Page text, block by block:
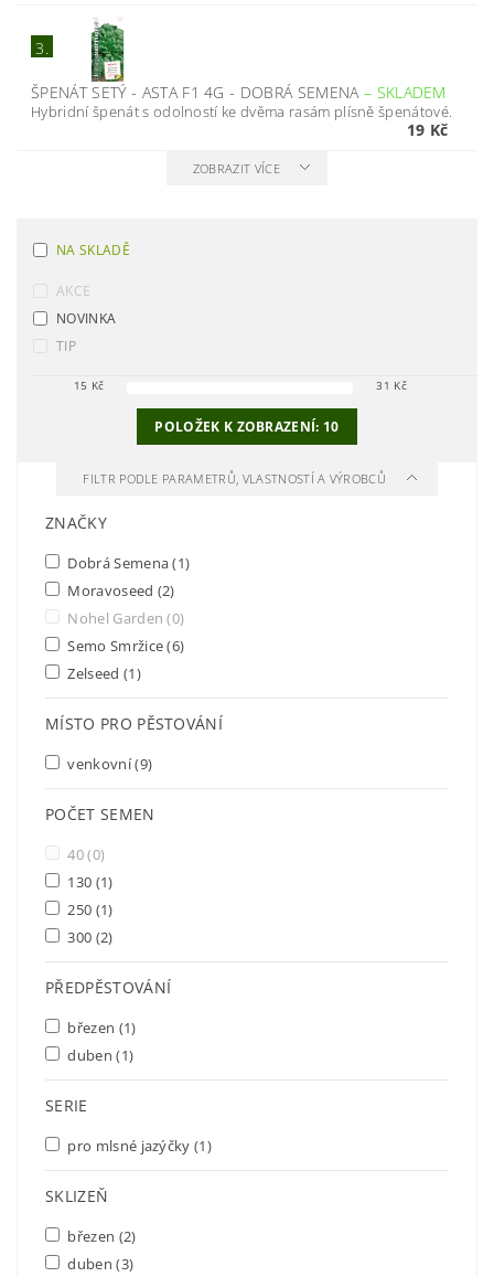
3.
ŠPENÁT SETÝ - ASTA F1 4G - DOBRÁ SEMENA – SKLADEM
Hybridní špenát s odolností ke dvěma rasám plísně špenátové.
19 Kč
ZOBRAZIT VÍCE
NA SKLADĚ
AKCE
NOVINKA
TIP
15 Kč 31 Kč
POLOŽEK K ZOBRAZENÍ: 10
FILTR PODLE PARAMETRŮ, VLASTNOSTÍ A VÝROBCŮ
ZNAČKY
Dobrá Semena(1)
Moravoseed (2)
Nohel Garden(0)
Semo Smržice(6)
Zelseed (1)
MÍSTO PRO PĚSTOVÁNÍ
venkovní(9)
POČET SEMEN
40(0)
130 (1)
250 (1)
300 (2)
PŘEDPĚSTOVÁNÍ
březen (1)
duben(1)
SERIE
pro mlsné jazýčky(1)
SKLIZEŇ
březen (2)
duben(3)